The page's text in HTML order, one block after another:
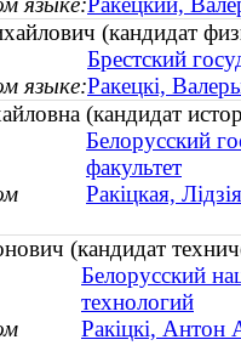
(кандидат
Брестский
языке:Ракецкі,
(кандидат
Белорусский
факультет
Ракіцкая,
(кандидат
Белорусский
технологий
Ракіцкі, Антон